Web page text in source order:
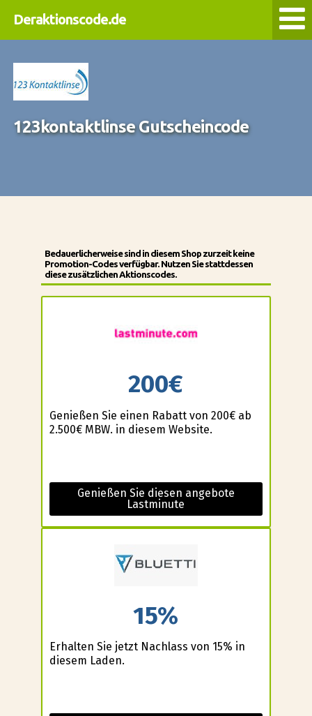
Deraktionscode.de
123kontaktlinse Gutscheincode
Bedauerlicherweise sind in diesem Shop zurzeit keine
Promotion-Codes verfügbar. Nutzen Sie stattdessen
diese zusätzlichen Aktionscodes.
200€
Genießen Sie einen Rabatt von 200€ ab
2.500€ MBW. in diesem Website.
Genießen Sie diesen angebote
Lastminute
15%
Erhalten Sie jetzt Nachlass von 15% in
diesem Laden.